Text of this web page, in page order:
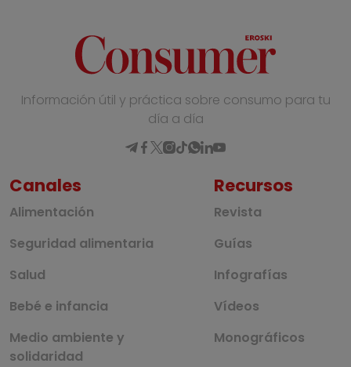
Información útil y práctica sobre consumo para tu
día a día
Canales
Alimentación
Seguridad alimentaria
Salud
Bebé e infancia
Medio ambiente y
solidaridad
Recursos
Revista
Guías
Infografías
Vídeos
Monográficos